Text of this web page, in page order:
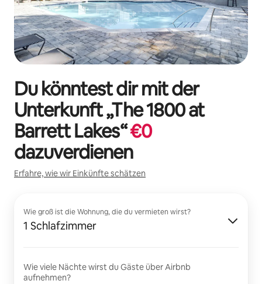
Du könntest dir mit der
Unterkunft „The 1800 at
Barrett Lakes“€0
dazuverdienen
Erfahre, wie wir Einkünfte schätzen
Wie groß ist die Wohnung, die du vermieten wirst?
1 Schlafzimmer
Wie viele Nächte wirst du Gäste über Airbnb
aufnehmen?